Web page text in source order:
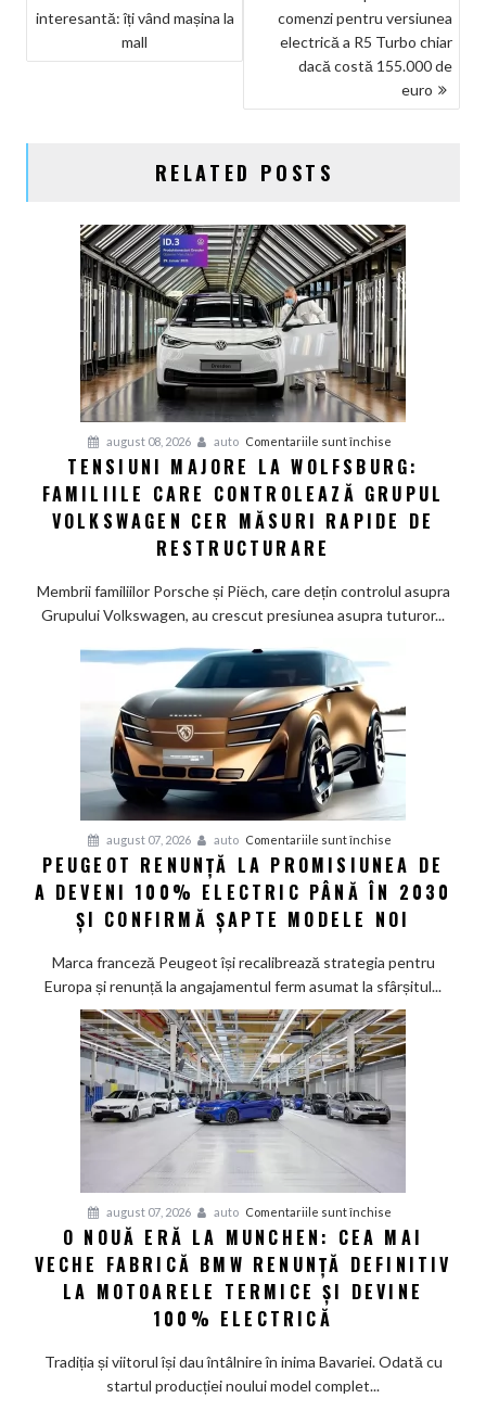
ÎN
ARTICOLE
interesantă: îți vând mașina la
mall
comenzi pentru versiunea
electrică a R5 Turbo chiar
dacă costă 155.000 de
euro
RELATED POSTS
august 08, 2026 auto Comentariile sunt închise
Tensiuni
majore
la
care
măsuri
rapide
de
TENSIUNI MAJORE LA WOLFSBURG:
FAMILIILE CARE CONTROLEAZĂ GRUPUL
VOLKSWAGEN CER MĂSURI RAPIDE DE
RESTRUCTURARE
Membrii familiilor Porsche și Piëch, care dețin controlul asupra
Grupului Volkswagen, au crescut presiunea asupra tuturor...
august 07, 2026 auto Comentariile sunt închise
Peugeot
renunță
la
de
a
100%
electric
până
2030
șapte
noi
PEUGEOT RENUNȚĂ LA PROMISIUNEA DE
A DEVENI 100% ELECTRIC PÂNĂ ÎN 2030
ȘI CONFIRMĂ ȘAPTE MODELE NOI
Marca franceză Peugeot își recalibrează strategia pentru
Europa și renunță la angajamentul ferm asumat la sfârșitul...
august 07, 2026 auto Comentariile sunt închise
O
nouă
eră
Cea
O NOUĂ ERĂ LA MUNCHEN: CEA MAI
VECHE FABRICĂ BMW RENUNȚĂ DEFINITIV
LA MOTOARELE TERMICE ȘI DEVINE
100% ELECTRICĂ
Tradiția și viitorul își dau întâlnire în inima Bavariei. Odată cu
startul producției noului model complet...